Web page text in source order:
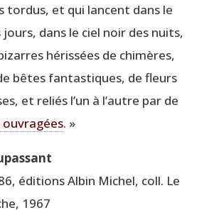
tor­dus, et qui lancent dans le
jours, dans le ciel noir des nuits,
héris­sées de chi­mères,
bêtes fan­tas­tiques, de fleurs
et reliés l’un à l’autre par de
ouvra­gées. »
édi­tions Albin Michel, coll. Le
1967